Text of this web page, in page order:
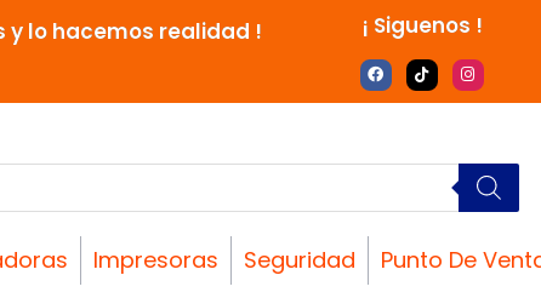
y lo hacemos realidad ! ¡ Siguenos !
F
a
o
T
i
k
I
n
g
a
m
Impresoras Seguridad Punto De